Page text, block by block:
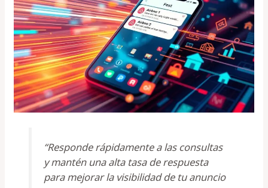
“Responde rápidamente a las consultas
y mantén una alta tasa de respuesta
para mejorar la visibilidad de tu anuncio